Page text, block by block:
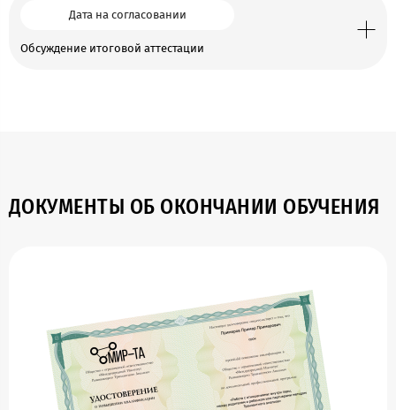
Дата на согласовании
Обсуждение итоговой аттестации
ДОКУМЕНТЫ ОБ ОКОНЧАНИИ ОБУЧЕНИЯ